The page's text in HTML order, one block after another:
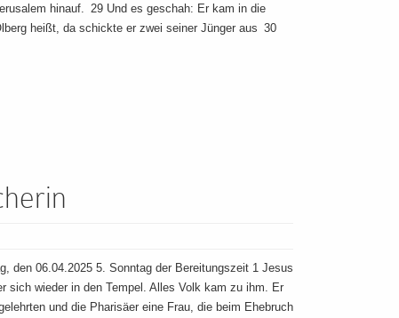
hinauf. 29 Und es geschah: Er kam in die
heißt, da schickte er zwei seiner Jünger aus 30
den 06.04.2025 5. Sonntag der Bereitungszeit 1 Jesus
sich wieder in den Tempel. Alles Volk kam zu ihm. Er
und die Pharisäer eine Frau, die beim Ehebruch